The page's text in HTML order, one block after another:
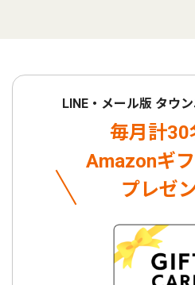
LINE・メール版 タウ
毎月計30
Amazonギ
プレゼ